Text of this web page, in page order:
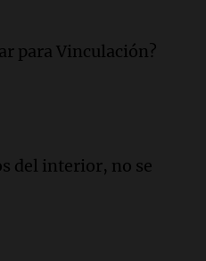
hasta 700.000
en Jujuy
Jujuy denuncian
alarma
para Vinculación?
del interior, no se